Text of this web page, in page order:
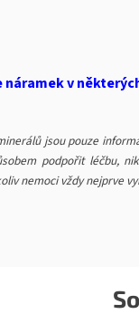
náramek v
jsou pouze
podpořit léčbu,
nemoci vždy nejprve